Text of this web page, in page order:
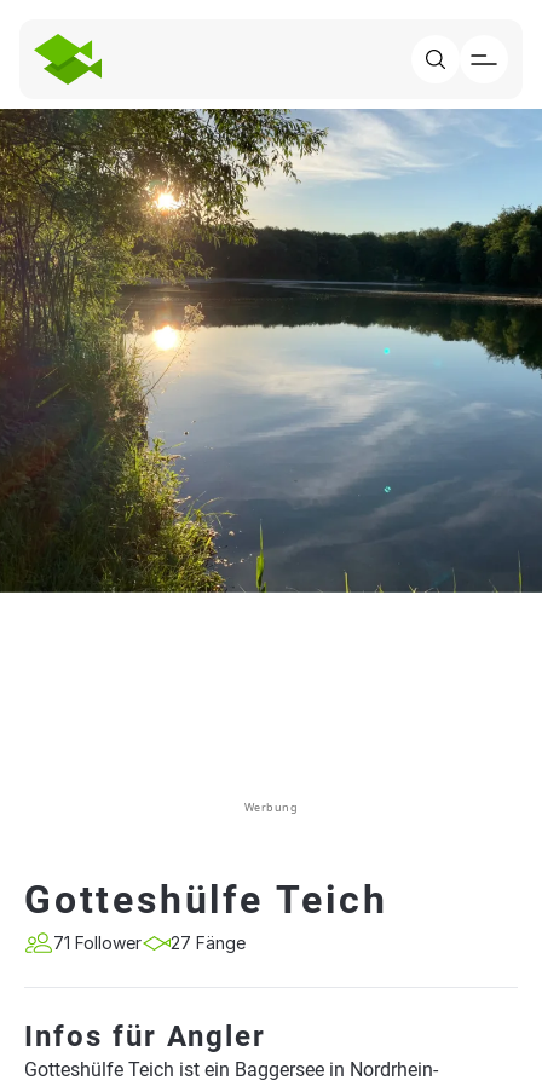
Werbung
Gotteshülfe Teich
71 Follower 27 Fänge
Infos für Angler
Gotteshülfe Teich ist ein Baggersee in Nordrhein-